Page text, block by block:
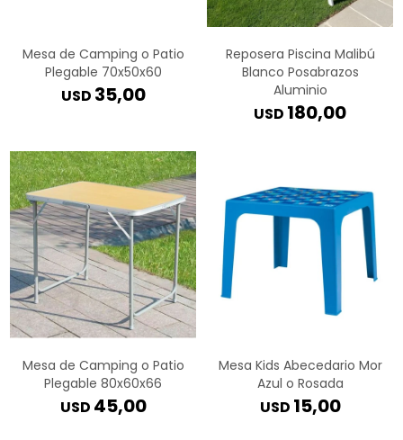
Mesa de Camping o Patio
Plegable 70x50x60
USD 35,00
Reposera Piscina Malibú
Blanco Posabrazos
Aluminio
USD 180,00
Mesa de Camping o Patio
Plegable 80x60x66
USD 45,00
Mesa Kids Abecedario Mor
Azul o Rosada
USD 15,00